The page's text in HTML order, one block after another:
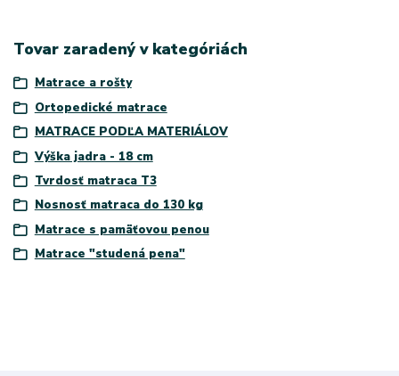
Tovar zaradený v kategóriách
Matrace a rošty
Ortopedické matrace
MATRACE PODĽA MATERIÁLOV
Výška jadra - 18 cm
Tvrdosť matraca T3
Nosnosť matraca do 130 kg
Matrace s pamäťovou penou
Matrace "studená pena"